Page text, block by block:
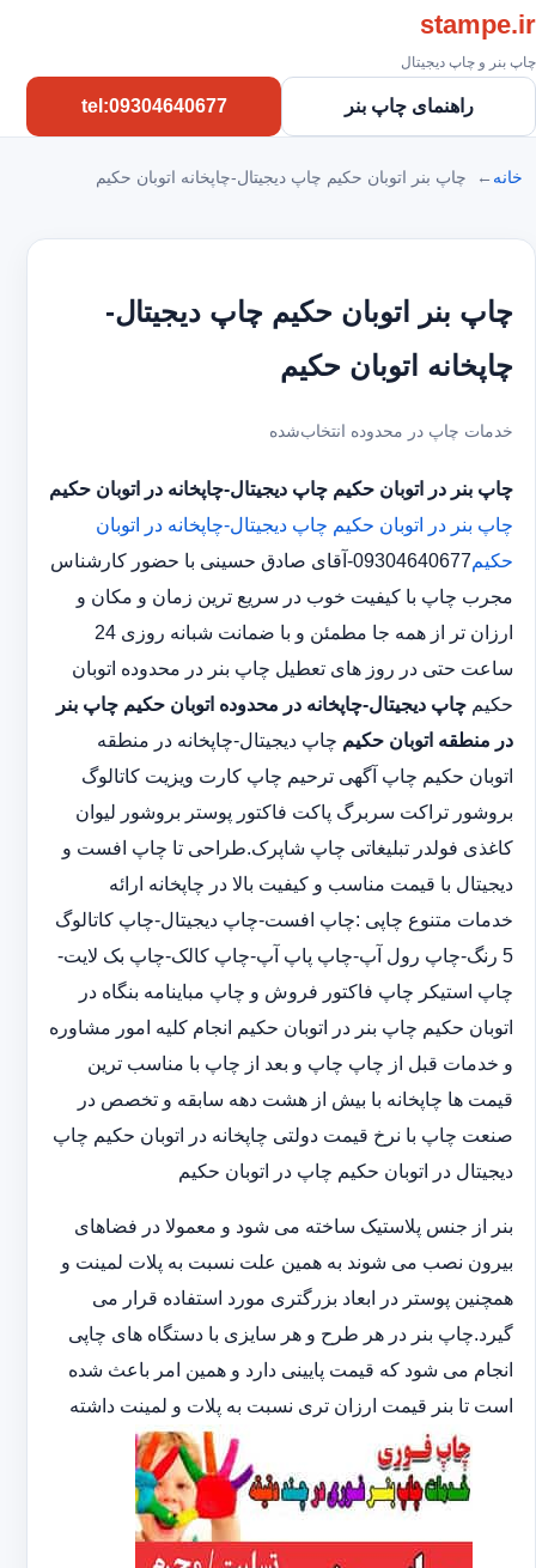
stampe.ir
چاپ بنر و چاپ دیجیتال
راهنمای چاپ بنر tel:09304640677
خانه چاپ بنر اتوبان حکیم چاپ دیجیتال-چاپخانه اتوبان حکیم
چاپ بنر اتوبان حکیم چاپ دیجیتال-
چاپخانه اتوبان حکیم
خدمات چاپ در محدوده انتخاب‌شده
چاپ بنر در اتوبان حکیم چاپ دیجیتال-چاپخانه در اتوبان حکیم
چاپ بنر در اتوبان حکیم چاپ دیجیتال-چاپخانه در اتوبان
حکیم
09304640677-آقای صادق حسینی با حضور کارشناس
مجرب چاپ با کیفیت خوب در سریع ترین زمان و مکان و
ارزان تر از همه جا مطمئن و با ضمانت شبانه روزی 24
ساعت حتی در روز های تعطیل چاپ بنر در محدوده اتوبان
حکیم چاپ دیجیتال-چاپخانه در محدوده اتوبان حکیم چاپ بنر
در منطقه اتوبان حکیم چاپ دیجیتال-چاپخانه در منطقه
اتوبان حکیم چاپ آگهی ترحیم چاپ کارت ویزیت کاتالوگ
بروشور تراکت سربرگ پاکت فاکتور پوستر بروشور لیوان
کاغذی فولدر تبلیغاتی چاپ شاپرک.طراحی تا چاپ افست و
دیجیتال با قیمت مناسب و کیفیت بالا در چاپخانه ارائه
خدمات متنوع چاپی :چاپ افست-چاپ دیجیتال-چاپ کاتالوگ
5 رنگ-چاپ رول آپ-چاپ پاپ آپ-چاپ کالک-چاپ بک لایت-
چاپ استیکر چاپ فاکتور فروش و چاپ مباینامه بنگاه در
اتوبان حکیم چاپ بنر در اتوبان حکیم انجام کلیه امور مشاوره
و خدمات قبل از چاپ چاپ و بعد از چاپ با مناسب ترین
قیمت ها چاپخانه با بیش از هشت دهه سابقه و تخصص در
صنعت چاپ با نرخ قیمت دولتی چاپخانه در اتوبان حکیم چاپ
دیجیتال در اتوبان حکیم چاپ در اتوبان حکیم
بنر از جنس پلاستیک ساخته می شود و معمولا در فضاهای
بیرون نصب می شوند به همین علت نسبت به پلات لمینت و
همچنین پوستر در ابعاد بزرگتری مورد استفاده قرار می
گیرد.چاپ بنر در هر طرح و هر سایزی با دستگاه های چاپی
انجام می شود که قیمت پایینی دارد و همین امر باعث شده
است تا بنر قیمت ارزان تری نسبت به پلات و لمینت داشته